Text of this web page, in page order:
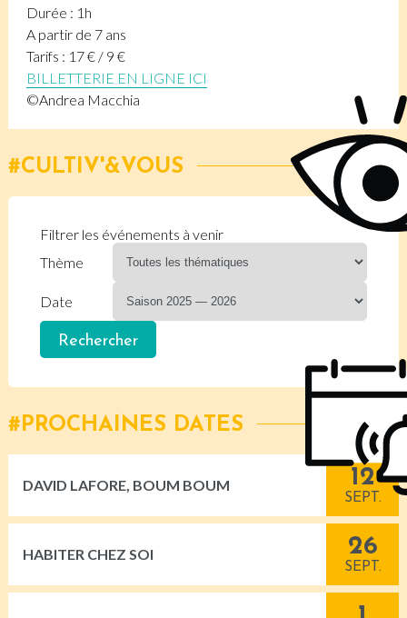
Durée : 1h
A partir de 7 ans
Tarifs : 17 € / 9 €
BILLETTERIE EN LIGNE ICI
©Andrea Macchia
CULTIV'&VOUS
Filtrer les événements à venir
Thème
Date
PROCHAINES DATES
DAVID LAFORE, BOUM BOUM 12
SEPT.
HABITER CHEZ SOI 26
SEPT.